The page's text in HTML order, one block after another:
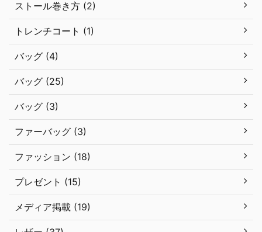
ストール巻き方 (2)
トレンチコート (1)
バッグ (4)
バッグ (25)
バッグ (3)
ファーバッグ (3)
ファッション (18)
プレゼント (15)
メディア掲載 (19)